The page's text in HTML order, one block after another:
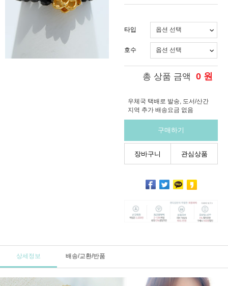
타입
호수
총 상품 금액 0 원
우체국 택배로 발송, 도서/산간
지역 추가 배송요금 없음
구매하기
장바구니 관심상품
상세정보 배송/교환/반품